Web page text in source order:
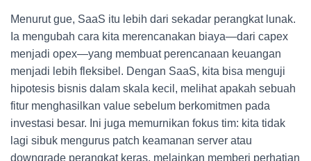
Menurut gue, SaaS itu lebih dari sekadar perangkat lunak.
Ia mengubah cara kita merencanakan biaya—dari capex
menjadi opex—yang membuat perencanaan keuangan
menjadi lebih fleksibel. Dengan SaaS, kita bisa menguji
hipotesis bisnis dalam skala kecil, melihat apakah sebuah
fitur menghasilkan value sebelum berkomitmen pada
investasi besar. Ini juga memurnikan fokus tim: kita tidak
lagi sibuk mengurus patch keamanan server atau
downgrade perangkat keras, melainkan memberi perhatian